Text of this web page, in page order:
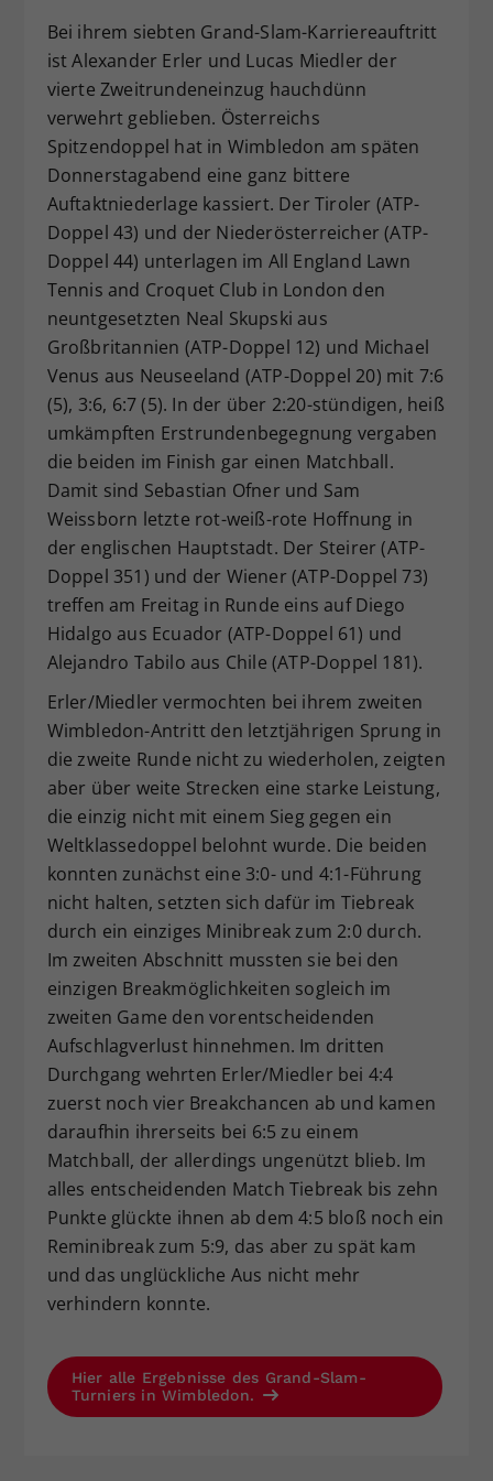
Bei ihrem siebten Grand-Slam-Karriereauftritt
ist Alexander Erler und Lucas Miedler der
vierte Zweitrundeneinzug hauchdünn
verwehrt geblieben. Österreichs
Spitzendoppel hat in Wimbledon am späten
Donnerstagabend eine ganz bittere
Auftaktniederlage kassiert. Der Tiroler (ATP-
Doppel 43) und der Niederösterreicher (ATP-
Doppel 44) unterlagen im All England Lawn
Tennis and Croquet Club in London den
neuntgesetzten Neal Skupski aus
Großbritannien (ATP-Doppel 12) und Michael
Venus aus Neuseeland (ATP-Doppel 20) mit 7:6
(5), 3:6, 6:7 (5). In der über 2:20-stündigen, heiß
umkämpften Erstrundenbegegnung vergaben
die beiden im Finish gar einen Matchball.
Damit sind Sebastian Ofner und Sam
Weissborn letzte rot-weiß-rote Hoffnung in
der englischen Hauptstadt. Der Steirer (ATP-
Doppel 351) und der Wiener (ATP-Doppel 73)
treffen am Freitag in Runde eins auf Diego
Hidalgo aus Ecuador (ATP-Doppel 61) und
Alejandro Tabilo aus Chile (ATP-Doppel 181).
Erler/Miedler vermochten bei ihrem zweiten
Wimbledon-Antritt den letztjährigen Sprung in
die zweite Runde nicht zu wiederholen, zeigten
aber über weite Strecken eine starke Leistung,
die einzig nicht mit einem Sieg gegen ein
Weltklassedoppel belohnt wurde. Die beiden
konnten zunächst eine 3:0- und 4:1-Führung
nicht halten, setzten sich dafür im Tiebreak
durch ein einziges Minibreak zum 2:0 durch.
Im zweiten Abschnitt mussten sie bei den
einzigen Breakmöglichkeiten sogleich im
zweiten Game den vorentscheidenden
Aufschlagverlust hinnehmen. Im dritten
Durchgang wehrten Erler/Miedler bei 4:4
zuerst noch vier Breakchancen ab und kamen
daraufhin ihrerseits bei 6:5 zu einem
Matchball, der allerdings ungenützt blieb. Im
alles entscheidenden Match Tiebreak bis zehn
Punkte glückte ihnen ab dem 4:5 bloß noch ein
Reminibreak zum 5:9, das aber zu spät kam
und das unglückliche Aus nicht mehr
verhindern konnte.
Hier alle Ergebnisse des Grand-Slam-
Turniers in Wimbledon.
Zweck
Dieser Wert speichert Ihre Consent-
Einstellungen. Unter anderem eine
historische Speicherung Ihrer
vorgenommen Einstellungen, falls der
Webseiten-Betreiber dies eingestellt
hat.